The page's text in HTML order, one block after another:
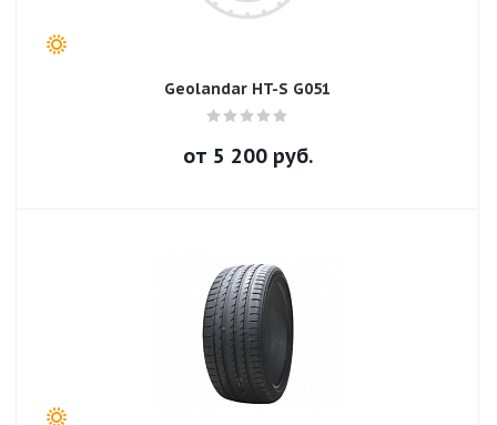
Geolandar HT-S G051
от 5 200руб.